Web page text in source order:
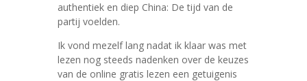
authentiek en diep China: De tijd van de
partij voelden.
Ik vond mezelf lang nadat ik klaar was met
lezen nog steeds nadenken over de keuzes
van de online gratis lezen een getuigenis